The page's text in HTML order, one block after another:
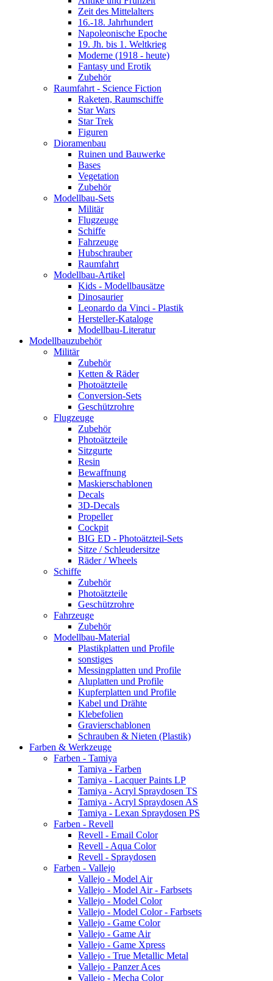
Zeit des Mittelalters
16.-18. Jahrhundert
Napoleonische Epoche
19. Jh. bis 1. Weltkrieg
Moderne (1918 - heute)
Fantasy und Erotik
Zubehör
Raumfahrt - Science Fiction
Raketen, Raumschiffe
Star Wars
Star Trek
Figuren
Dioramenbau
Ruinen und Bauwerke
Bases
Vegetation
Zubehör
Modellbau-Sets
Militär
Flugzeuge
Schiffe
Fahrzeuge
Hubschrauber
Raumfahrt
Modellbau-Artikel
Kids - Modellbausätze
Dinosaurier
Leonardo da Vinci - Plastik
Hersteller-Kataloge
Modellbau-Literatur
Modellbauzubehör
Militär
Zubehör
Ketten & Räder
Photoätzteile
Conversion-Sets
Geschützrohre
Flugzeuge
Zubehör
Photoätzteile
Sitzgurte
Resin
Bewaffnung
Maskierschablonen
Decals
3D-Decals
Propeller
Cockpit
BIG ED - Photoätzteil-Sets
Sitze / Schleudersitze
Räder / Wheels
Schiffe
Zubehör
Photoätzteile
Geschützrohre
Fahrzeuge
Zubehör
Modellbau-Material
Plastikplatten und Profile
sonstiges
Messingplatten und Profile
Aluplatten und Profile
Kupferplatten und Profile
Kabel und Drähte
Klebefolien
Gravierschablonen
Schrauben & Nieten (Plastik)
Farben & Werkzeuge
Farben - Tamiya
Tamiya - Farben
Tamiya - Lacquer Paints LP
Tamiya - Acryl Spraydosen TS
Tamiya - Acryl Spraydosen AS
Tamiya - Lexan Spraydosen PS
Farben - Revell
Revell - Email Color
Revell - Aqua Color
Revell - Spraydosen
Farben - Vallejo
Vallejo - Model Air
Vallejo - Model Air - Farbsets
Vallejo - Model Color
Vallejo - Model Color - Farbsets
Vallejo - Game Color
Vallejo - Game Air
Vallejo - Game Xpress
Vallejo - True Metallic Metal
Vallejo - Panzer Aces
Vallejo - Mecha Color